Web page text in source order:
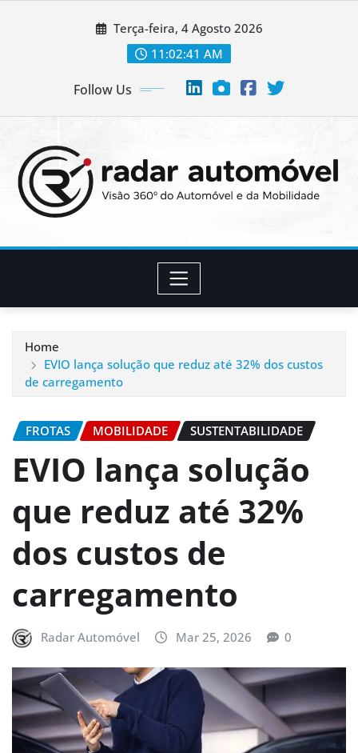
Terça-feira, 4 Agosto 2026
11:02:43 AM
Follow Us
Home
EVIO lança solução que reduz até 32% dos custos
de carregamento
FROTAS MOBILIDADE SUSTENTABILIDADE
EVIO lança solução
que reduz até 32%
dos custos de
carregamento
Radar Automóvel Mar 25, 2026 0